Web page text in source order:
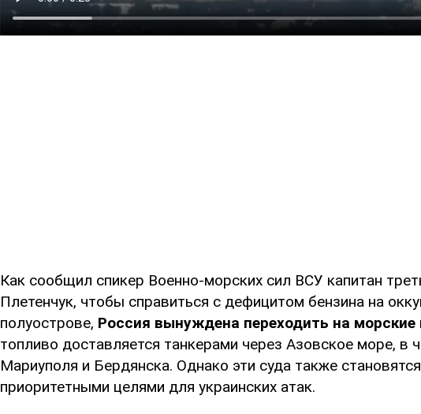
Как сообщил спикер Военно-морских сил ВСУ капитан
Плетенчук, чтобы справиться с дефицитом бензина на
полуострове, Россия вынуждена переходить на морские
топливо доставляется танкерами через Азовское море, в
Мариуполя и Бердянска. Однако эти суда также
приоритетными целями для украинских атак.